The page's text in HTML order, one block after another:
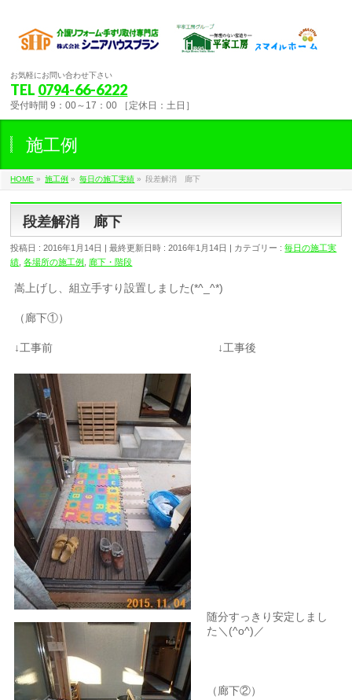
お気軽にお問い合わせ下さい
TEL 0794-66-6222
受付時間 9：00～17：00 ［定休日：土日］
施工例
HOME » 施工例 » 毎日の施工実績 » 段差解消 廊下
段差解消 廊下
投稿日 : 2016年1月14日 最終更新日時 : 2016年1月14日 カテゴリー :毎日の施工実
績 ,各場所の施工例 廊下・階段
嵩上げし、組立手すり設置しました(*^_^*)
（廊下①）
↓工事前 ↓工事後
随分すっきり安定しまし
た＼(^o^)／
（廊下②）